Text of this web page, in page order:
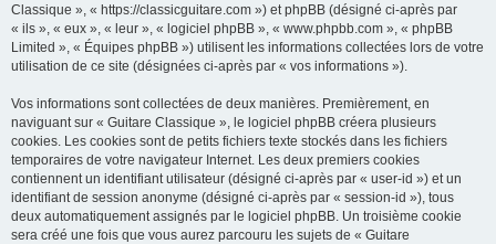
Classique », « https://classicguitare.com ») et phpBB (désigné ci-après par
« ils », « eux », « leur », « logiciel phpBB », « www.phpbb.com », « phpBB
Limited », « Équipes phpBB ») utilisent les informations collectées lors de votre
utilisation de ce site (désignées ci-après par « vos informations »).
Vos informations sont collectées de deux manières. Premièrement, en
naviguant sur « Guitare Classique », le logiciel phpBB créera plusieurs
cookies. Les cookies sont de petits fichiers texte stockés dans les fichiers
temporaires de votre navigateur Internet. Les deux premiers cookies
contiennent un identifiant utilisateur (désigné ci-après par « user-id ») et un
identifiant de session anonyme (désigné ci-après par « session-id »), tous
deux automatiquement assignés par le logiciel phpBB. Un troisième cookie
sera créé une fois que vous aurez parcouru les sujets de « Guitare